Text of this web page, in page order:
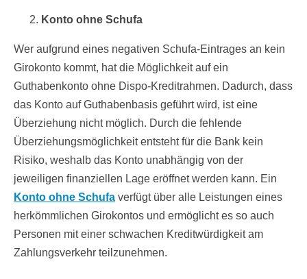
Konto ohne Schufa
Wer aufgrund eines negativen Schufa-Eintrages an kein
Girokonto kommt, hat die Möglichkeit auf ein
Guthabenkonto ohne Dispo-Kreditrahmen. Dadurch, dass
das Konto auf Guthabenbasis geführt wird, ist eine
Überziehung nicht möglich. Durch die fehlende
Überziehungsmöglichkeit entsteht für die Bank kein
Risiko, weshalb das Konto unabhängig von der
jeweiligen finanziellen Lage eröffnet werden kann. Ein
Konto ohne Schufa verfügt über alle Leistungen eines
herkömmlichen Girokontos und ermöglicht es so auch
Personen mit einer schwachen Kreditwürdigkeit am
Zahlungsverkehr teilzunehmen.